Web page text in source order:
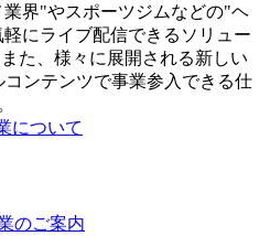
界"やスポーツジムなどの"ヘ
にライブ配信できるソリュー
た、様々に展開される新しい
ンテンツで事業参入できる仕
について
のご案内